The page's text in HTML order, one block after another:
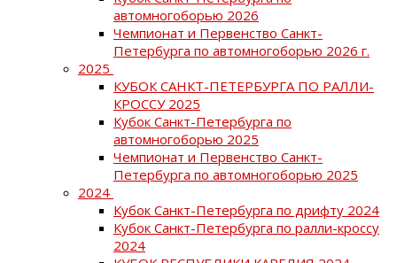
автомногоборью 2026
Чемпионат и Первенство Санкт-
Петербурга по автомногоборью 2026 г.
2025
КУБОК САНКТ-ПЕТЕРБУРГА ПО РАЛЛИ-
КРОССУ 2025
Кубок Санкт-Петербурга по
автомногоборью 2025
Чемпионат и Первенство Санкт-
Петербурга по автомногоборью 2025
2024
Кубок Санкт-Петербурга по дрифту 2024
Кубок Санкт-Петербурга по ралли-кроссу
2024